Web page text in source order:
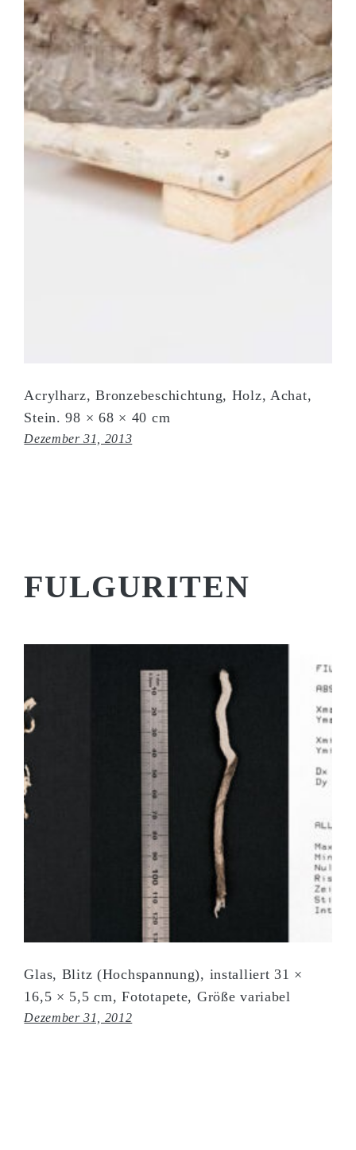
Acrylharz, Bronzebeschichtung, Holz, Achat,
Stein. 98 × 68 × 40 cm
Dezember 31, 2013
FULGURITEN
Glas, Blitz (Hochspannung), installiert 31 ×
16,5 × 5,5 cm, Fototapete, Größe variabel
Dezember 31, 2012